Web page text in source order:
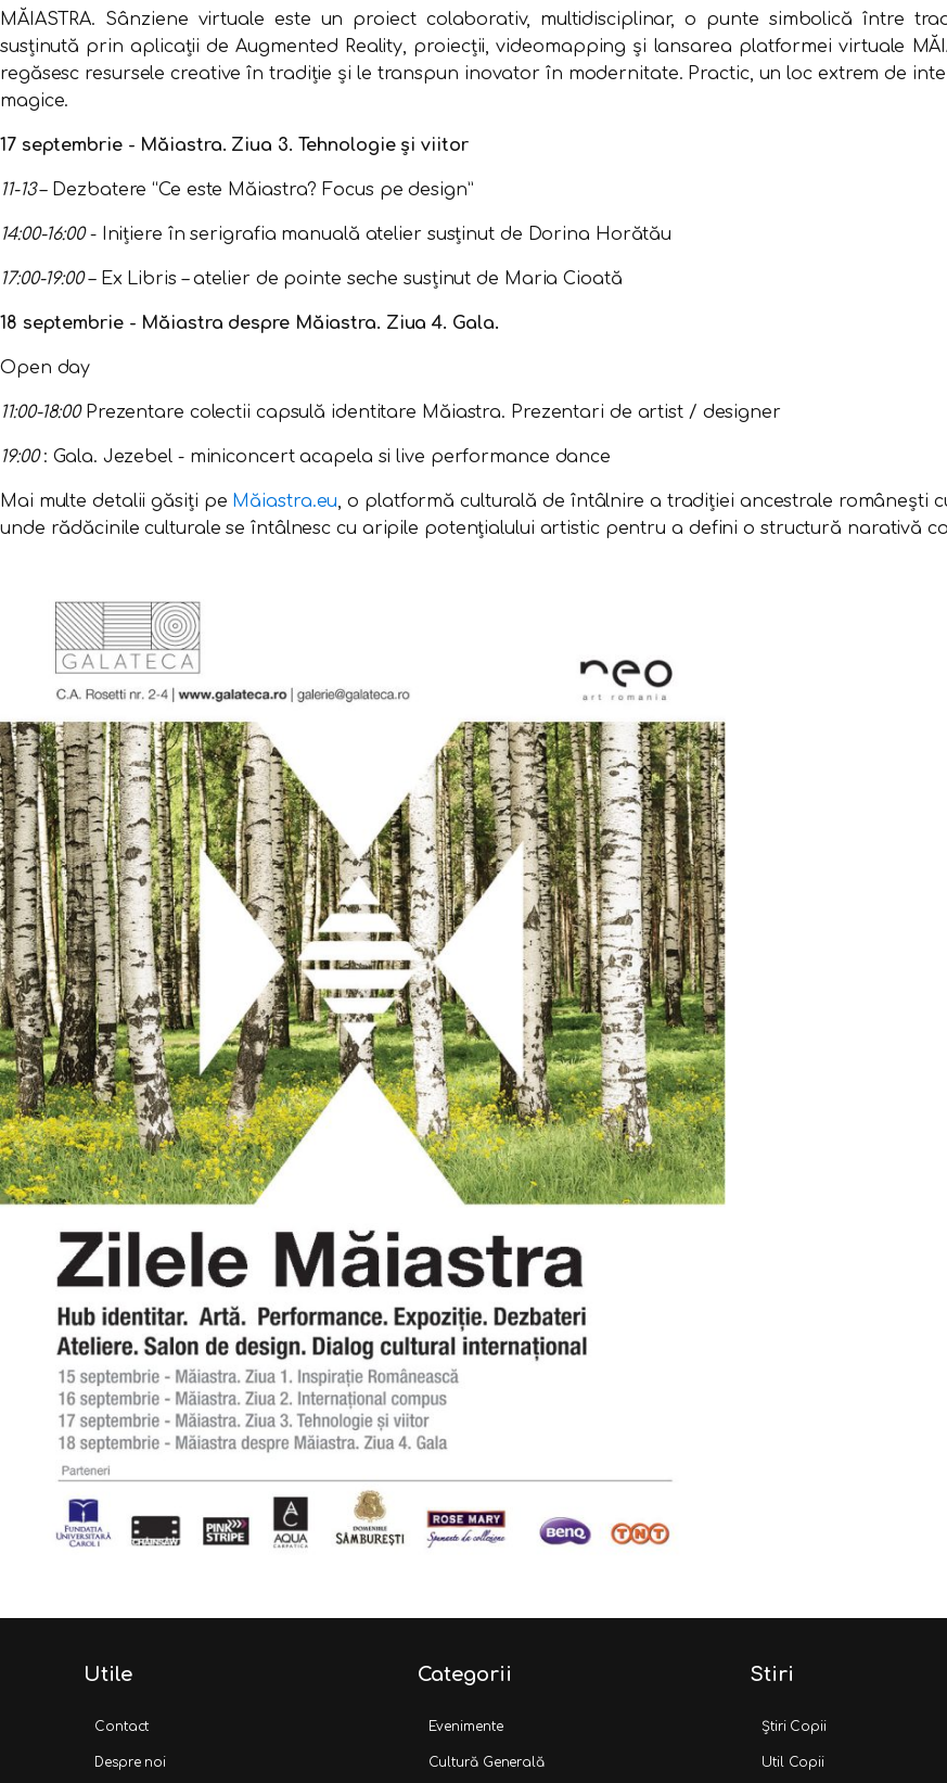
MĂIASTRA. Sânziene virtuale este un proiect colaborativ, multidisciplinar, o punte simbolică între
susţinută prin aplicaţii de Augmented Reality, proiecţii, videomapping şi lansarea platformei virtuale
regăsesc resursele creative în tradiţie şi le transpun inovator în modernitate. Practic, un loc extrem de
magice.
17 septembrie - Măiastra. Ziua 3. Tehnologie şi viitor
11-13– Dezbatere “Ce este Măiastra? Focus pe design​”
14:00-16:00- Iniţiere în serigrafia manuală atelier susţinut de Dorina Horătău
17:00-19:00– Ex Libris – atelier de pointe seche susţinut de Maria Cioată
18 septembrie - Măiastra despre Măiastra. Ziua 4. Gala.
Open day
11:00-18:00Prezentare colectii capsulă identitare Măiastra. ​Prezentari de artist / designer
19:00: Gala. Jezebel - miniconcert acapela si live performance dance
Mai multe detalii găsiți pe Măiastra.eu, o platformă culturală de întâlnire a tradiției ancestrale românești
unde rădăcinile culturale se întâlnesc cu aripile potențialului artistic pentru a defini o structură narativă
Utile
Contact
Despre noi
Categorii
Evenimente
Cultură Generală
Stiri
Știri Copii
Util Copii